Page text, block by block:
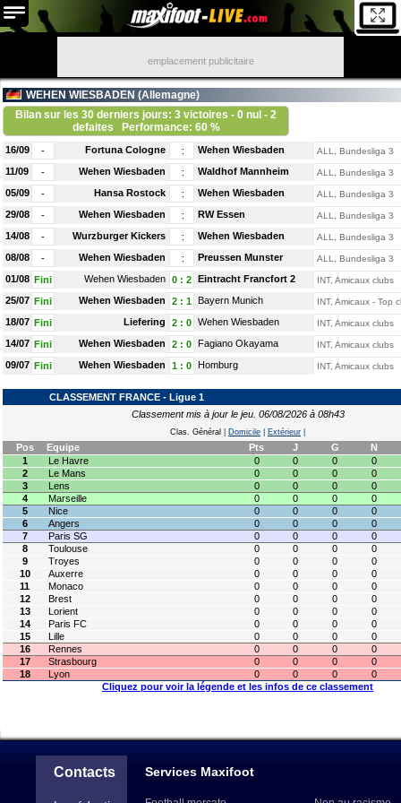
emplacement publicitaire
WEHEN WIESBADEN (Allemagne)
Bilan sur les 30 derniers jours: 3 victoires - 0 nul - 2
defaites
Performance: 60 %
16/09 - Fortuna Cologne : Wehen Wiesbaden ALL, Bundesliga 3
11/09 - Wehen Wiesbaden : Waldhof Mannheim ALL, Bundesliga 3
05/09 - Hansa Rostock : Wehen Wiesbaden ALL, Bundesliga 3
29/08 - Wehen Wiesbaden : RW Essen ALL, Bundesliga 3
14/08 - Wurzburger Kickers : Wehen Wiesbaden ALL, Bundesliga 3
08/08 - Wehen Wiesbaden : Preussen Munster ALL, Bundesliga 3
01/08 Fini Wehen Wiesbaden 0 : 2 Eintracht Francfort 2 INT, Amicaux clubs
25/07 Fini Wehen Wiesbaden 2 : 1 Bayern Munich INT, Amicaux - Top
18/07 Fini Liefering 2 : 0 Wehen Wiesbaden INT, Amicaux clubs
14/07 Fini Wehen Wiesbaden 2 : 0 Fagiano Okayama INT, Amicaux clubs
09/07 Fini Wehen Wiesbaden 1 : 0 Homburg INT, Amicaux clubs
CLASSEMENT FRANCE - Ligue 1
Classement mis à jour le jeu. 06/08/2026 à 08h43
Clas. Général Domicile Extérieur
Pos Equipe Pts J G
N
1
Le Havre 0 0 0
0
2
Le Mans 0 0 0
0
3
Lens 0 0 0
0
4
Marseille 0 0 0
0
5
Nice 0 0 0
0
6
Angers 0 0 0
0
7
Paris SG 0 0 0
0
8
Toulouse 0 0 0
0
9
Troyes 0 0 0
0
10
Auxerre 0 0 0
0
11
Monaco 0 0 0
0
12
Brest 0 0 0
0
13
Lorient 0 0 0
0
14
Paris FC 0 0 0
0
15
Lille 0 0 0
0
16
Rennes 0 0 0
0
17
Strasbourg 0 0 0
0
18
Lyon 0 0 0
0
Cliquez pour voir la légende et les infos de ce classement
Contacts Services Maxifoot